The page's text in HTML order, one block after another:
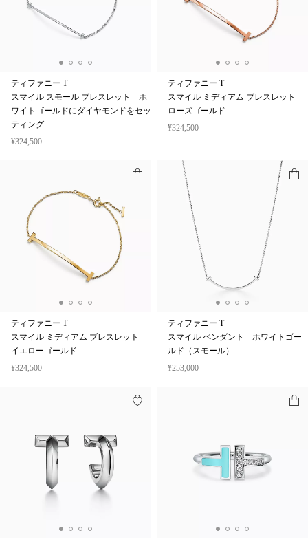
ティファニー T
スマイル スモール ブレスレット—ホ
ワイトゴールドにダイヤモンドをセッ
ティング
¥324,500
ティファニー T
スマイル ミディアム ブレスレット—
ローズゴールド
¥324,500
ティファニー T
スマイル ミディアム ブレスレット—
イエローゴールド
¥324,500
ティファニー T
スマイル ペンダント—ホワイトゴー
ルド（スモール）
¥253,000